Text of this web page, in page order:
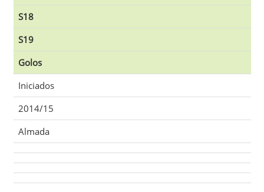
S18
S19
Golos
Iniciados
2014/15
Almada